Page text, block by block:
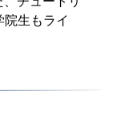
生もライ